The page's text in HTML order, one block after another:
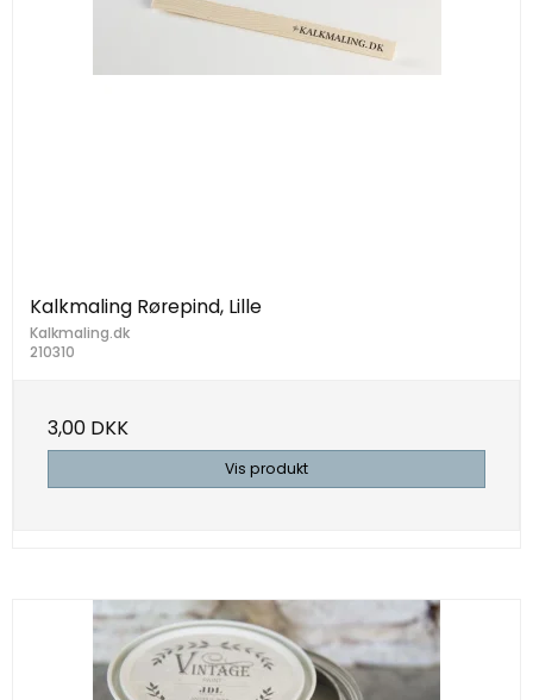
Kalkmaling Rørepind, Lille
Kalkmaling.dk
210310
3,00 DKK
Vis produkt